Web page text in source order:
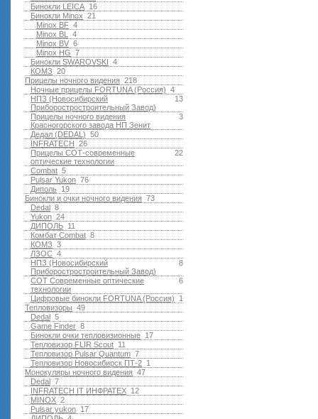
16
Бинокли LEICA
21
Бинокли Minox
4
Minox BF
4
Minox BL
6
Minox BV
7
Minox HG
4
Бинокли SWAROVSKI
20
КОМЗ
218
Прицелы ночного видения
4
Ночные прицелы FORTUNA (Россия)
13
НПЗ (Новосибирский
Приборостростроительный Завод)
3
Прицелы ночного видения
Красногорского завода НП Зенит
50
Дедал (DEDAL)
26
INFRATECH
22
Прицелы СОТ-современные
оптические технологии
5
Combat
76
Pulsar Yukon
19
Диполь
73
Бинокли и очки ночного видения
8
Dedal
24
Yukon
11
ДИПОЛЬ
8
Комбат Combat
3
КОМЗ
4
ЛЗОС
8
НПЗ (Новосибирский
Приборостростроительный Завод)
6
СОТ Современные оптические
технологии
1
Цифровые бинокли FORTUNA (Россия)
49
Тепловизоры
5
Dedal
8
Game Finder
17
Бинокли очки тепловизионные
11
Тепловизор FLIR Scout
7
Тепловизор Pulsar Quantum
1
Тепловизор Новосибирск ПТ-2
47
Монокуляры ночного видения
7
Dedal
12
INFRATECH IT ИНФРАТЕХ
2
MINOX
17
Pulsar yukon